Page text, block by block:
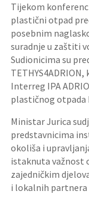
Tijekom
plastični otpad
posebnim
suradnje u zaštiti
Sudionicima su
Interreg IPA
plastičnog otpada
Ministar Jurica
predstavnicima
okoliša i
istaknuta važnost
zajedničkim
i lokalnih partnera